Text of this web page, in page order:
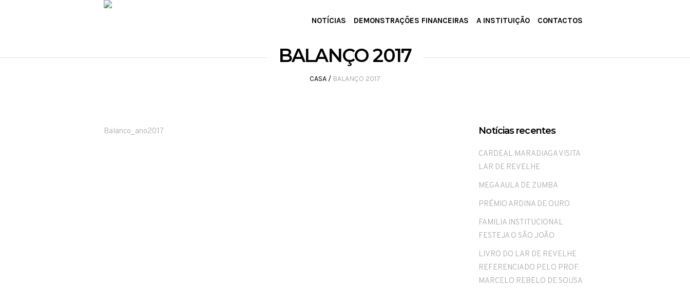
NOTÍCIAS DEMONSTRAÇÕES FINANCEIRAS A INSTITUIÇÃO CONTACTOS
BALANÇO 2017
CASA / BALANÇO 2017
Balanco_ano2017 Notícias recentes
CARDEAL MARADIAGA VISITA
LAR DE REVELHE
MEGA AULA DE ZUMBA
PRÉMIO ARDINA DE OURO
FAMILIA INSTITUCIONAL
FESTEJA O SÃO JOÃO
LIVRO DO LAR DE REVELHE
REFERENCIADO PELO PROF.
MARCELO REBELO DE SOUSA